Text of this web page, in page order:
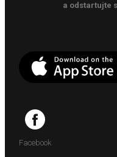
a odstartujte
Facebook